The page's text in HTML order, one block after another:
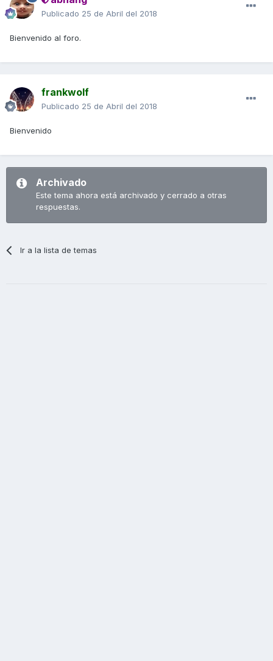
Publicado 25 de Abril del 2018
Bienvenido al foro.
frankwolf
Publicado 25 de Abril del 2018
Bienvenido
Archivado
Este tema ahora está archivado y cerrado a otras
respuestas.
Ir a la lista de temas